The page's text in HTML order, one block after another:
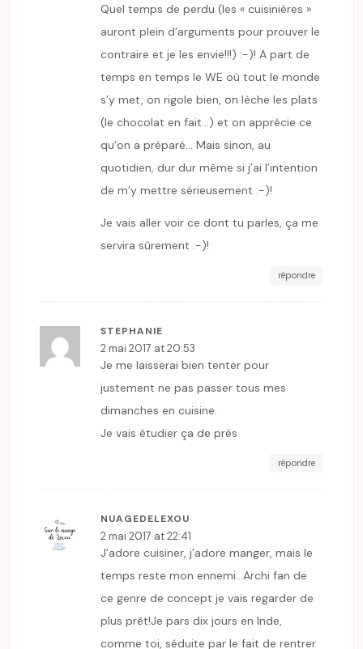
Quel temps de perdu (les « cuisinières »
auront plein d’arguments pour prouver le
contraire et je les envie!!!) :-)! A part de
temps en temps le WE où tout le monde
s’y met, on rigole bien, on lèche les plats
(le chocolat en fait…) et on apprécie ce
qu’on a préparé… Mais sinon, au
quotidien, dur dur même si j’ai l’intention
de m’y mettre sérieusement :-)!
Je vais aller voir ce dont tu parles, ça me
servira sûrement :-)!
répondre
STEPHANIE
2 mai 2017 at 20:53
Je me laisserai bien tenter pour
justement ne pas passer tous mes
dimanches en cuisine.
Je vais étudier ça de près
répondre
NUAGEDELEXOU
2 mai 2017 at 22:41
J’adore cuisiner, j’adore manger, mais le
temps reste mon ennemi…Archi fan de
ce genre de concept je vais regarder de
plus prêt!Je pars dix jours en Inde,
comme toi, séduite par le fait de rentrer